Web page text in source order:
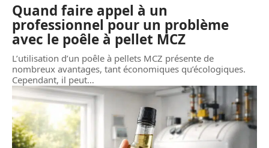
Quand faire appel à un
professionnel pour un problème
avec le poêle à pellet MCZ
L’utilisation d’un poêle à pellets MCZ présente de
nombreux avantages, tant économiques qu’écologiques.
Cependant, il peut…